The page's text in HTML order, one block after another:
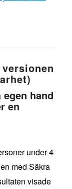
hand
en
under 4
med Säkra
visade